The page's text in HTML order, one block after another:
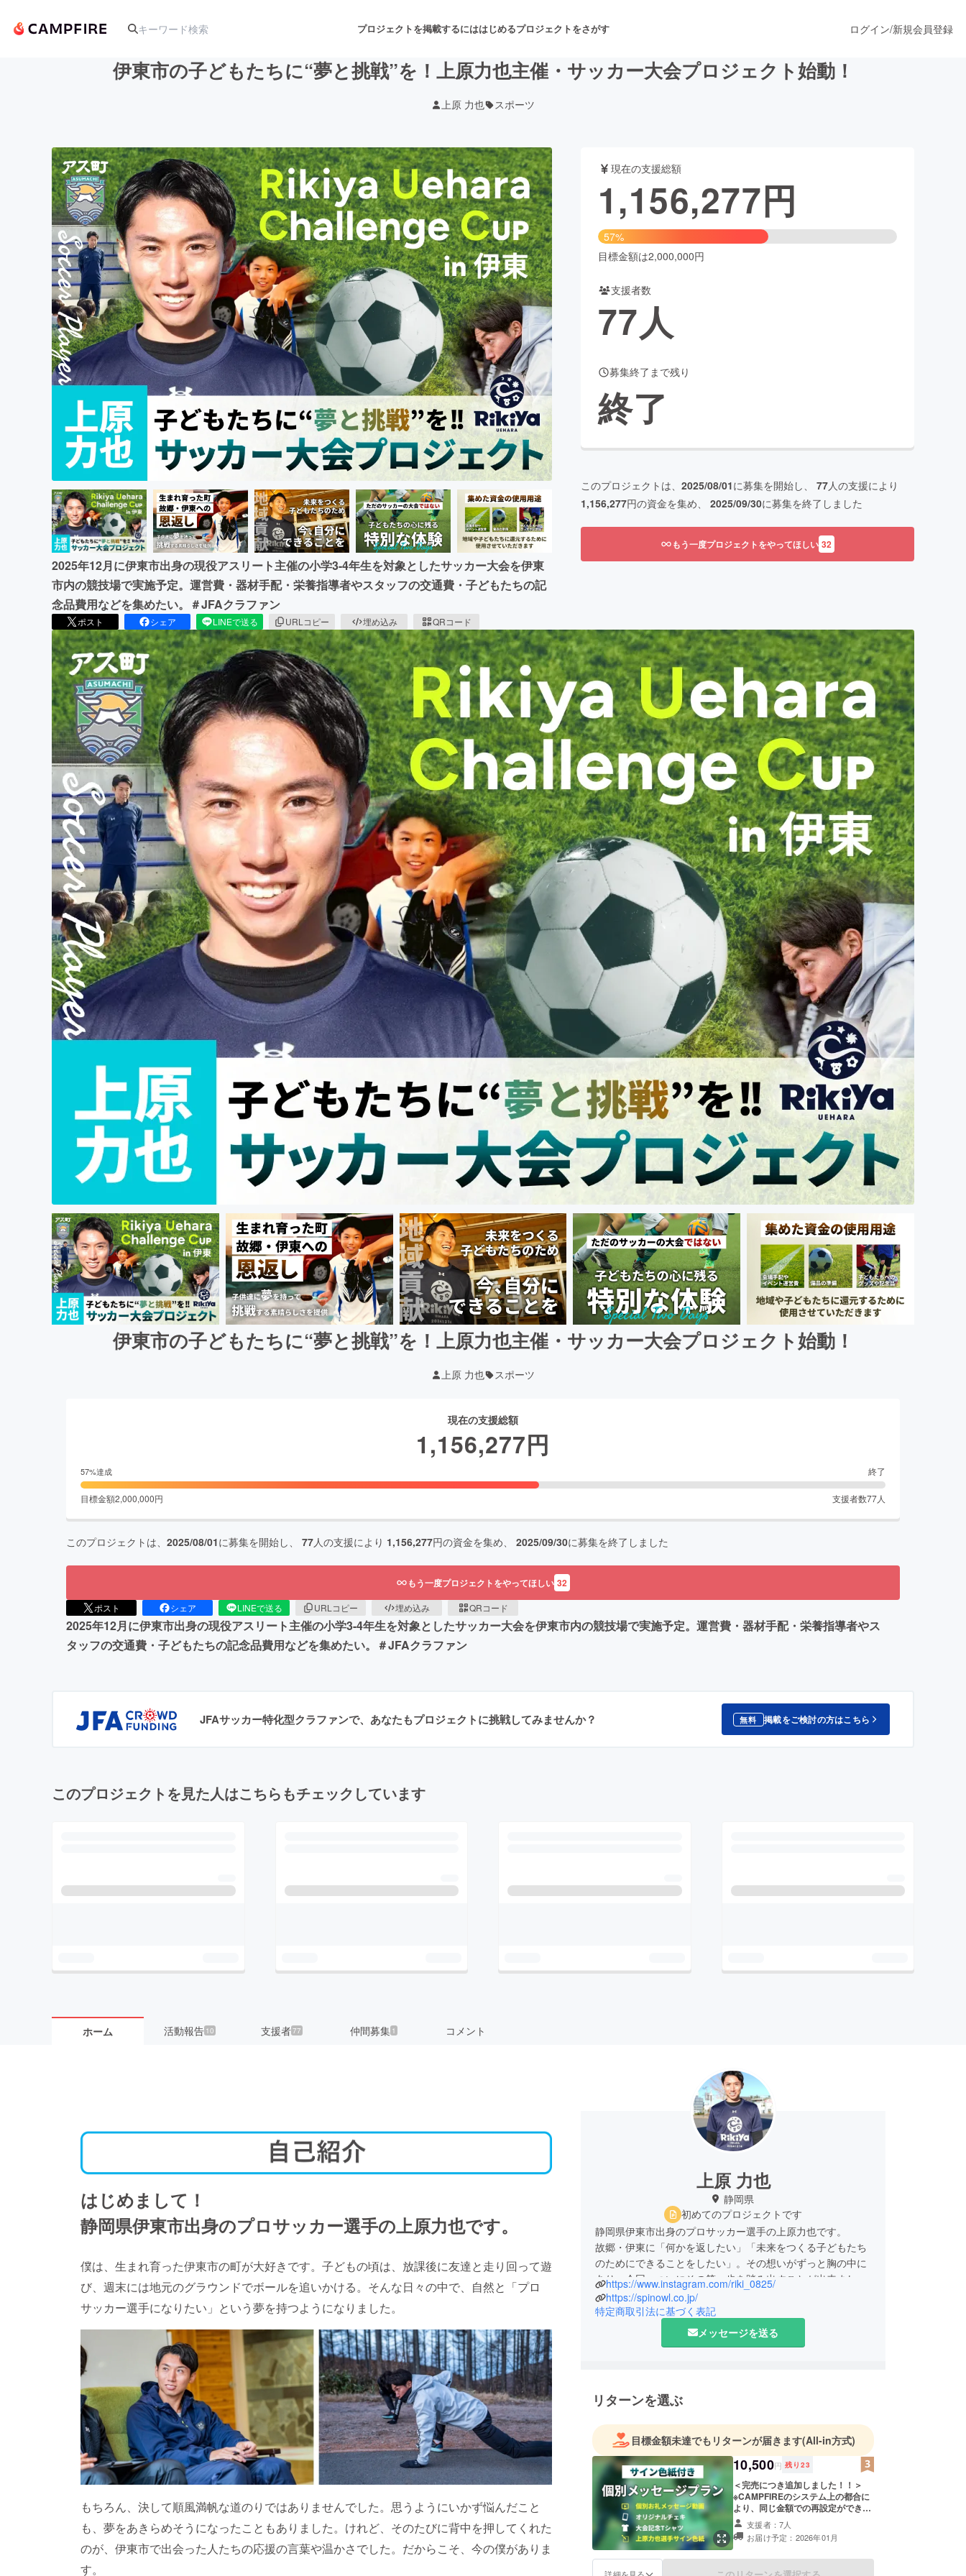
プロジェクトを掲載するにははじめるプロジェクトをさがす
アート・写真 音楽 舞台・パフォーマンス
テクノロジー・ガジェット ゲーム・サービス開発 フード・飲食店 ファッション
映像・映画 書籍・雑誌出版 アニメ・漫画
ビジネス・起業 チャレンジ ビューティー・ヘルスケア
まちづくり・地域活性化
CAMPFIRE for Social GoodCAMPFIRE Creation
CAMPFIREふるさと納税machi-yaコミュニティ
ログイン/新規会員登録
伊東市の子どもたちに“夢と挑戦”を！上原力也主催・サッカー大会プロジェクト始動！
上原 力也 スポーツ
2025年12月に伊東市出身の現役アスリート主催の小学3-4年生を対象としたサッカー大会を伊東
市内の競技場で実施予定。運営費・器材手配・栄養指導者やスタッフの交通費・子どもたちの記
念品費用などを集めたい。＃JFAクラファン
ポスト シェア LINEで送る URLコピー 埋め込み QRコード
現在の支援総額
1,156,277円
57%
目標金額は2,000,000円
支援者数
77人
募集終了まで残り
終了
このプロジェクトは、 2025/08/01に募集を開始し、 77人の支援により
1,156,277円の資金を集め、 2025/09/30に募集を終了しました
もう一度プロジェクトをやってほしい 32
伊東市の子どもたちに“夢と挑戦”を！上原力也主催・サッカー大会プロジェクト始動！
上原 力也 スポーツ
現在の支援総額
1,156,277円
57%達成 終了
目標金額2,000,000円 支援者数77人
このプロジェクトは、 2025/08/01に募集を開始し、 77人の支援により 1,156,277円の資金を集め、 2025/09/30に募集を終了しました
もう一度プロジェクトをやってほしい 32
ポスト シェア LINEで送る URLコピー 埋め込み QRコード
2025年12月に伊東市出身の現役アスリート主催の小学3-4年生を対象としたサッカー大会を伊東市内の競技場で実施予定。運営費・器材手配・栄養指導者やス
タッフの交通費・子どもたちの記念品費用などを集めたい。＃JFAクラファン
JFAサッカー特化型クラファンで、あなたもプロジェクトに挑戦してみませんか？ 無料 掲載をご検討の方はこちら
このプロジェクトを見た人はこちらもチェックしています
ホーム 活動報告 10 支援者77 仲間募集 1 コメント
はじめまして！
静岡県伊東市出身のプロサッカー選手の上原力也です。
僕は、生まれ育った伊東市の町が大好きです。子どもの頃は、放課後に友達と走り回って遊
び、週末には地元のグラウンドでボールを追いかける。そんな日々の中で、自然と「プロ
サッカー選手になりたい」という夢を持つようになりました。
もちろん、決して順風満帆な道のりではありませんでした。思うようにいかず悩んだこと
も、夢をあきらめそうになったこともありました。けれど、そのたびに背中を押してくれた
のが、伊東市で出会った人たちの応援の言葉や温かさでした。だからこそ、今の僕がありま
す。
上原 力也
静岡県
初めてのプロジェクトです
静岡県伊東市出身のプロサッカー選手の上原力也です。
故郷・伊東に「何かを返したい」「未来をつくる子どもたち
のためにできることをしたい」。その想いがずっと胸の中に
あり、今回、ついにその第一歩を踏み出すことが出来まし
た。
「夢を持つこと」「挑戦すること」の大切さをこの大会を通
して、子どもたちにもそれを感じてもらいたいと思っていま
サッカー選手。ポジションはミッドフィルダー。
津（沼津市）、ジュビロ磐田ユース（磐田市）を経て、2015
年にジュビロ磐田のトップチームへ昇格。2021年にはベガル
タ仙台へ期限付き移籍し、同年にジュビロ磐田へ復帰。
Jリーグ通算250試合以上に出場し、2021年にはキャプテン
も務めるなど、長年にわたりクラブを支える存在として活躍
している。
https://www.instagram.com/riki_0825/
https://spinowl.co.jp/
特定商取引法に基づく表記
メッセージを送る
リターンを選ぶ
目標金額未達でもリターンが届きます(All-in方式)
10,500円 残り 23
＜完売につき追加しました！！＞
※CAMPFIREのシステム上の都合に
より、同じ金額での再設定ができな
いため、＋500円でのご提供となっ
ております。ご理解いただけますと
幸いです。 【個別メッセージプラ
支援者：7人
お届け予定：2026年01月